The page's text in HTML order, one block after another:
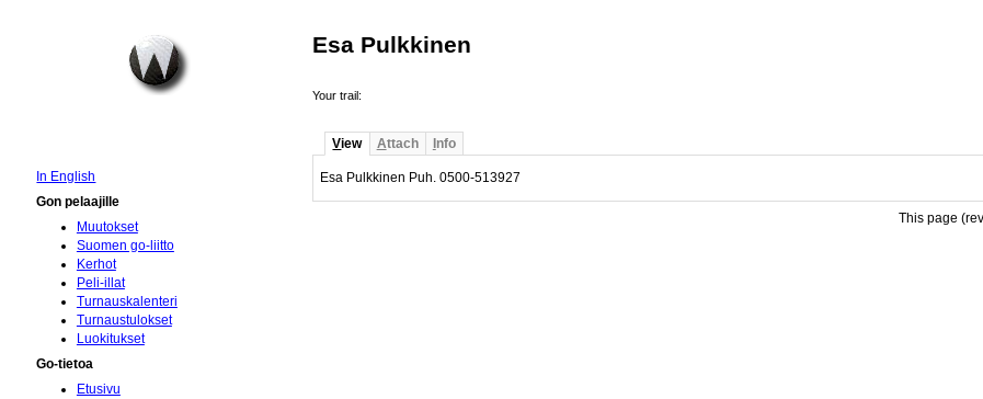
Esa Pulkkinen
Your trail:
View Attach Info
Esa Pulkkinen Puh. 0500-513927
This page
In English
Gon pelaajille
Muutokset
Suomen go-liitto
Kerhot
Peli-illat
Turnauskalenteri
Turnaustulokset
Luokitukset
Go-tietoa
Etusivu